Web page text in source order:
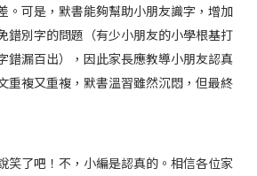
。可是，默書能夠幫助小朋友識字，增加
錯別字的問題（有少小朋友的小學根基打
錯漏百出），因此家長應教導小朋友認真
重複又重複，默書溫習雖然沉悶，但最終
笑了吧！不，小編是認真的。相信各位家